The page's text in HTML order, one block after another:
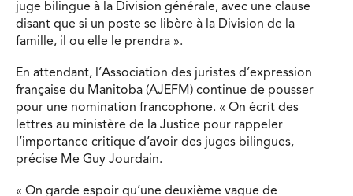
juge bilingue à la Division générale, avec une clause
disant que si un poste se libère à la Division de la
famille, il ou elle le prendra ».
En attendant, l’Association des juristes d’expression
française du Manitoba (AJEFM) continue de pousser
pour une nomination francophone. « On écrit des
lettres au ministère de la Justice pour rappeler
l’importance critique d’avoir des juges bilingues,
précise Me Guy Jourdain.
« On garde espoir qu’une deuxième vague de